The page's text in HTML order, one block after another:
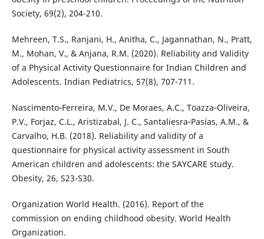
Society, 69(2), 204-210.
Mehreen, T.S., Ranjani, H., Anitha, C., Jagannathan, N., Pratt,
M., Mohan, V., & Anjana, R.M. (2020). Reliability and Validity
of a Physical Activity Questionnaire for Indian Children and
Adolescents. Indian Pediatrics, 57(8), 707-711.
Nascimento‐Ferreira, M.V., De Moraes, A.C., Toazza‐Oliveira,
P.V., Forjaz, C.L., Aristizabal, J. C., Santaliesra‐Pasías, A.M., &
Carvalho, H.B. (2018). Reliability and validity of a
questionnaire for physical activity assessment in South
American children and adolescents: the SAYCARE study.
Obesity, 26, S23-S30.
Organization World Health. (2016). Report of the
commission on ending childhood obesity. World Health
Organization.